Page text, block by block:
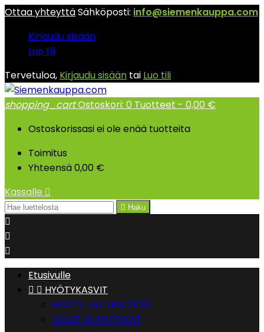
Ottaa yhteyttäSähköposti: info@siemenkauppa.com
Kirjaudu sisään
Luo tili
Tervetuloa, Kirjaudu sisään tai Luo tili
shopping_cartOstoskori: 0 Tuotteet - 0,00 €
Ostoskorissasi ei ole enää tuotteita
Toimitus
Yhteensä0,00 €
Kassalle 
 Haku



Etusivulle
  HYÖTYKASVIT
HYÖTY-UUTUUS 2026
CHILIT JA PAPRIKAT